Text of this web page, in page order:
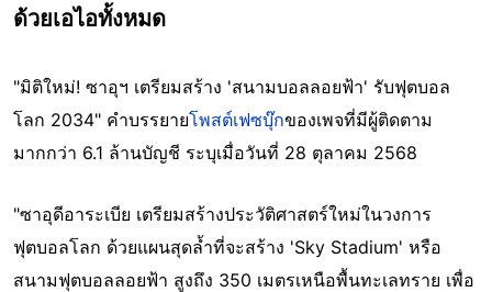
ด้วยเอไอทั้งหมด
"มิติใหม่! ซาอุฯ เตรียมสร้าง 'สนามบอลลอยฟ้า' รับฟุตบอล
โลก 2034" คำบรรยายโพสต์เฟซบุ๊กของเพจที่มีผู้ติดตาม
มากกว่า 6.1 ล้านบัญชี ระบุเมื่อวันที่ 28 ตุลาคม 2568
"ซาอุดีอาระเบีย เตรียมสร้างประวัติศาสตร์ใหม่ในวงการ
ฟุตบอลโลก ด้วยแผนสุดล้ำที่จะสร้าง 'Sky Stadium' หรือ
สนามฟุตบอลลอยฟ้า สูงถึง 350 เมตรเหนือพื้นทะเลทราย เพื่อ